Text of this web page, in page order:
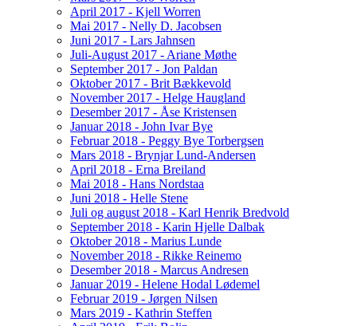
April 2017 - Kjell Worren
Mai 2017 - Nelly D. Jacobsen
Juni 2017 - Lars Jahnsen
Juli-August 2017 - Ariane Møthe
September 2017 - Jon Paldan
Oktober 2017 - Brit Bækkevold
November 2017 - Helge Haugland
Desember 2017 - Åse Kristensen
Januar 2018 - John Ivar Bye
Februar 2018 - Peggy Bye Torbergsen
Mars 2018 - Brynjar Lund-Andersen
April 2018 - Erna Breiland
Mai 2018 - Hans Nordstaa
Juni 2018 - Helle Stene
Juli og august 2018 - Karl Henrik Bredvold
September 2018 - Karin Hjelle Dalbak
Oktober 2018 - Marius Lunde
November 2018 - Rikke Reinemo
Desember 2018 - Marcus Andresen
Januar 2019 - Helene Hodal Lødemel
Februar 2019 - Jørgen Nilsen
Mars 2019 - Kathrin Steffen